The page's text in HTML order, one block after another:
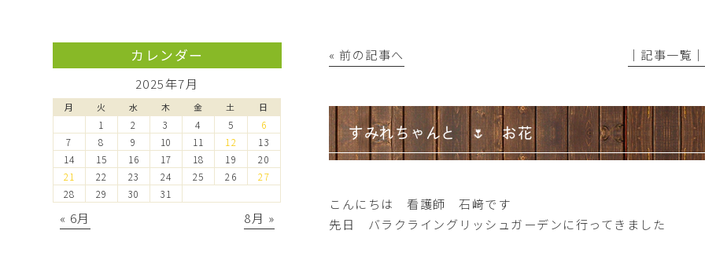
« 前の記事へ │記事一覧│
すみれちゃんと 🌷 お花
こんにちは 看護師 石﨑です
先日 バラクライングリッシュガーデンに行ってきました
カレンダー
2025年7月
月 火 水 木 金 土 日
1 2 3 4 5
6
7
8 9 10 11 12
13
14
15 16 17 18 19
20
21
22 23 24 25 26
27
28
29 30 31
« 6月 8月 »